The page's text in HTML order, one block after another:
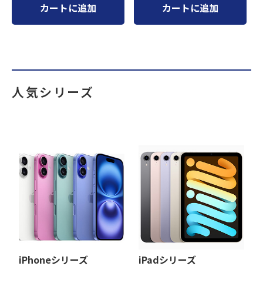
カートに追加 カートに追加
人気シリーズ
iPhoneシリーズ iPadシリーズ